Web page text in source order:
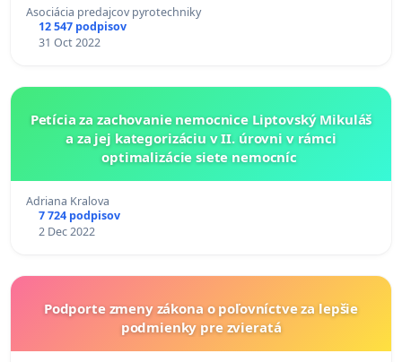
Asociácia predajcov pyrotechniky
12 547 podpisov
31 Oct 2022
Petícia za zachovanie nemocnice Liptovský Mikuláš
a za jej kategorizáciu v II. úrovni v rámci
optimalizácie siete nemocníc
Adriana Kralova
7 724 podpisov
2 Dec 2022
Podporte zmeny zákona o poľovníctve za lepšie
podmienky pre zvieratá